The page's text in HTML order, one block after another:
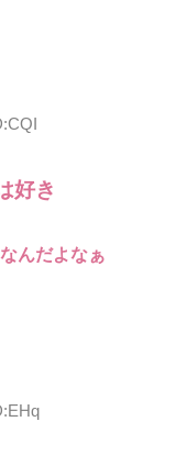
好き
んだよなぁ